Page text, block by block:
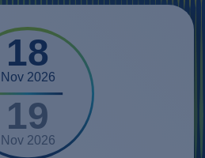
18
Nov 2026
19
Nov 2026